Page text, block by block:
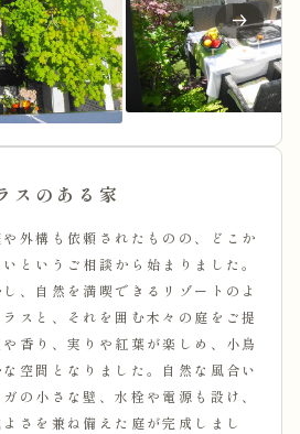
スのある家
外構も依頼されたものの、どこか
というご相談から始まりました。
、自然を満喫できるリゾートのよ
ラスと、それを囲む木々の庭をご提
香り、実りや紅葉が楽しめ、小鳥
な空間となりました。自然な風合い
の小さな壁、水栓や電源も設け、
さを兼ね備えた庭が完成しまし